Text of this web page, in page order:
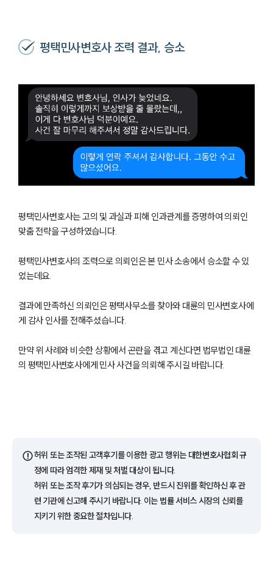
기업 의뢰인
오시는 길
글로벌 파트너 로펌
고객의 소리
통합검색
AI대륜
평택민사변호사 조력 결과, 승소
평택민사변호사는 고의 및 과실과 피해 인과관계를 증명하여 의뢰인
맞춤 전략을 구성하였습니다.
평택민사변호사의 조력으로 의뢰인은 본 민사 소송에서 승소할 수 있
었는데요.
결과에 만족하신 의뢰인은 평택사무소를 찾아와 대륜의 민사변호사에
게 감사 인사를 전해주셨습니다.
만약 위 사례와 비슷한 상황에서 곤란을 겪고 계신다면 법무법인 대륜
의 평택민사변호사에게 민사 사건을 의뢰해 주시길 바랍니다.
⚠️허위 또는 조작된 고객후기를 이용한 광고 행위는 대한변호사협회 규
정에 따라 엄격한 제재 및 처벌 대상이 됩니다.
허위 또는 조작 후기가 의심되는 경우, 반드시 진위를 확인하신 후 관
련 기관에 신고해 주시기 바랍니다. 이는 법률 서비스 시장의 신뢰를
지키기 위한 중요한 절차입니다.